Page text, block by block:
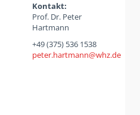
Kontakt:
Prof. Dr. Peter
Hartmann
+49 (375) 536 1538
peter.hartmann
whzde